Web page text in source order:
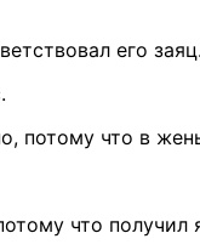
его
потому что в
что получил